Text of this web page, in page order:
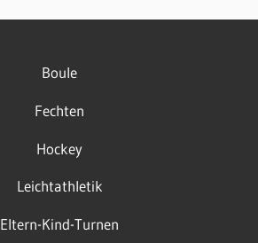
Boule
Fechten
Hockey
Leichtathletik
Eltern-Kind-Turnen